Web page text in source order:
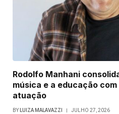
Rodolfo Manhani
música e a educação
atuação
BY LUIZA MALAVAZZI JULHO 27, 2026